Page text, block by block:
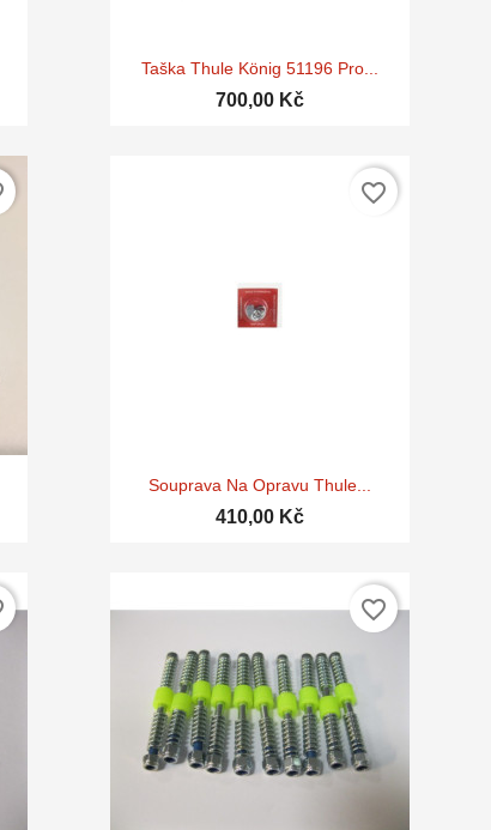
Rychlý náhled
Taška Thule König 51196 Pro...
700,00 Kč
Rychlý náhled
Souprava Na Opravu Thule...
410,00 Kč
favorite_border
favorite_border